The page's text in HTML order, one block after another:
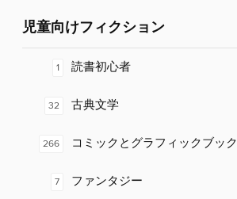
児童向けフィクション
1 読書初心者
32 古典文学
266 コミックとグラフィックブック
7 ファンタジー